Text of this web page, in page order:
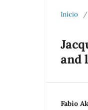
Início /
and
Fabio